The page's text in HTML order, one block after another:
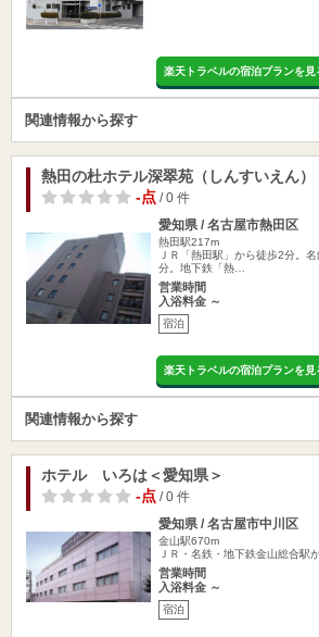
楽天トラベルの宿泊プランを見
関連情報から探す
熱田の杜ホテル深翠苑（しんすいえん）
-点 / 0 件
愛知県 / 名古屋市熱田区
熱田駅217m
ＪＲ「熱田駅」から徒歩2分。
分。地下鉄「熱…
営業時間
入浴料金 ～
宿泊
楽天トラベルの宿泊プランを見
関連情報から探す
ホテル いろは＜愛知県＞
-点 / 0 件
愛知県 / 名古屋市中川区
金山駅670m
ＪＲ・名鉄・地下鉄金山総合駅
営業時間
入浴料金 ～
宿泊